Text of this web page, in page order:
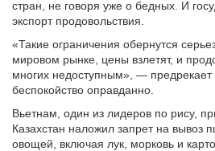
стран, не говоря уже о бедных. И
экспорт продовольствия.
«Такие ограничения обернутся
мировом рынке, цены взлетят, и
многих недоступным», — предрекает
беспокойство оправданно.
Вьетнам, один из лидеров по рису,
Казахстан наложил запрет на вывоз
овощей, включая лук, морковь и